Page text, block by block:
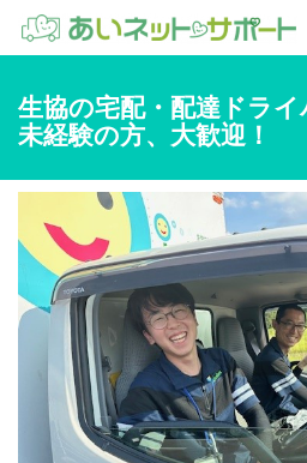
生協の宅配・配達ドライ
未経験の方、大歓迎！